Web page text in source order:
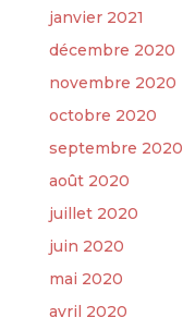
janvier 2021
décembre 2020
novembre 2020
octobre 2020
septembre 2020
août 2020
juillet 2020
juin 2020
mai 2020
avril 2020